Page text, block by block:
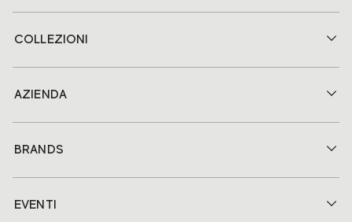
COLLEZIONI
AZIENDA
BRANDS
EVENTI